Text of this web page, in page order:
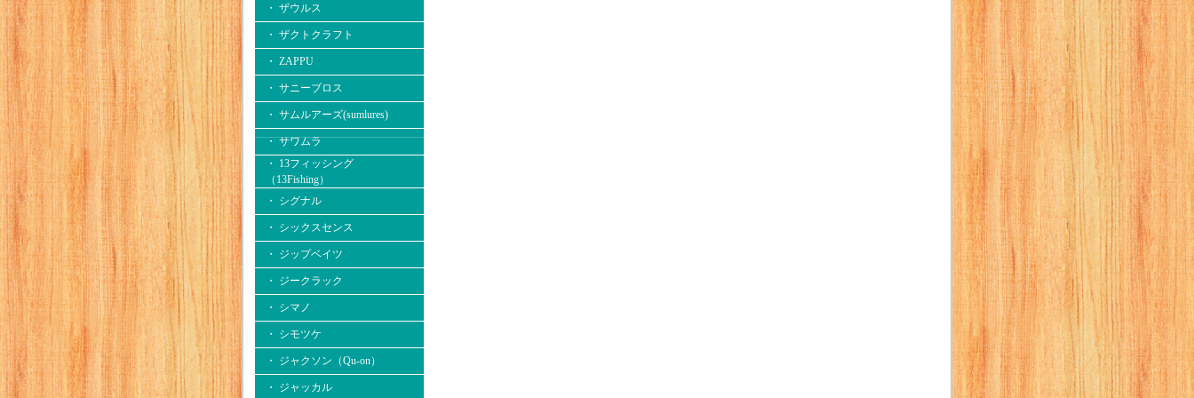
・ ザウルス
・ ザクトクラフト
・ ZAPPU
・ サニーブロス
・ サムルアーズ(sumlures)
・ サワムラ
・ 13フィッシング
（13Fishing）
・ シグナル
・ シックスセンス
・ ジップベイツ
・ ジークラック
・ シマノ
・ シモツケ
・ ジャクソン（Qu-on）
・ ジャッカル